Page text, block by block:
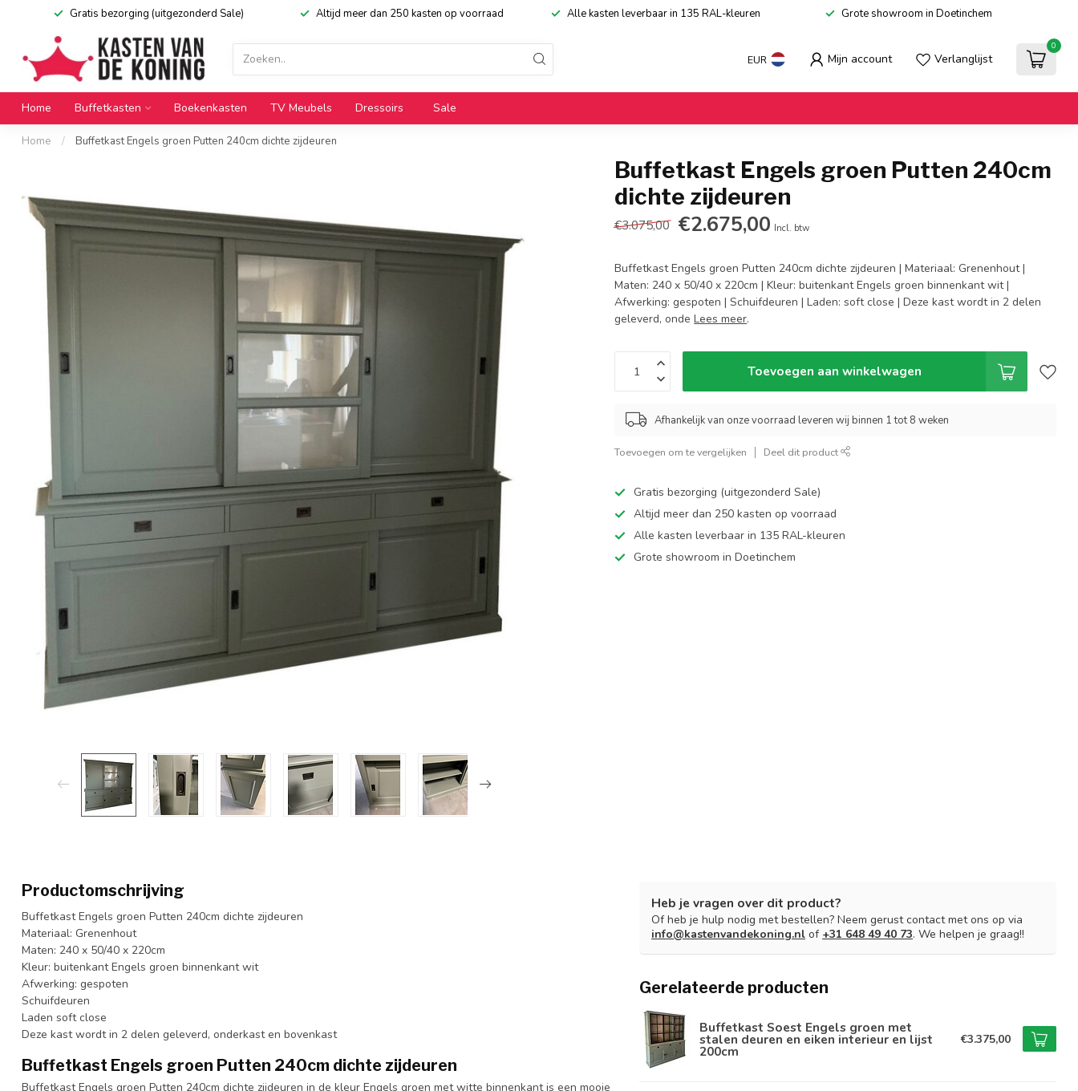
Gratis bezorging (uitgezonderd Sale) Altijd meer dan 250 kasten op voorraad Alle kasten leverbaar in 135 RAL-kleuren Grote showroom in Doetinchem
EUR Mijn account Verlanglijst
0
Home Buffetkasten Boekenkasten TV Meubels Dressoirs Sale
Home / Buffetkast Engels groen Putten 240cm dichte zijdeuren
Buffetkast Engels groen Putten 240cm
dichte zijdeuren
€3.075,00 €2.675,00 Incl. btw
Buffetkast Engels groen Putten 240cm dichte zijdeuren | Materiaal: Grenenhout |
Maten: 240 x 50/40 x 220cm | Kleur: buitenkant Engels groen binnenkant wit |
Afwerking: gespoten | Schuifdeuren | Laden: soft close | Deze kast wordt in 2 delen
geleverd, ondeLees meer.
Toevoegen aan winkelwagen
Afhankelijk van onze voorraad leveren wij binnen 1 tot 8 weken
Toevoegen om te vergelijken Deel dit product
Gratis bezorging (uitgezonderd Sale)
Altijd meer dan 250 kasten op voorraad
Alle kasten leverbaar in 135 RAL-kleuren
Grote showroom in Doetinchem
Productomschrijving
Buffetkast Engels groen Putten 240cm dichte zijdeuren
Materiaal: Grenenhout
Maten: 240 x 50/40 x 220cm
Kleur: buitenkant Engels groen binnenkant wit
Afwerking: gespoten
Schuifdeuren
Laden soft close
Deze kast wordt in 2 delen geleverd, onderkast en bovenkast
Buffetkast Engels groen Putten 240cm dichte zijdeuren
Buffetkast Engels groen Putten 240cm dichte zijdeuren in de kleur Engels groen met witte binnenkant is een mooie
Heb je vragen over dit product?
Of heb je hulp nodig met bestellen? Neem gerust contact met ons op via
info@kastenvandekoning.nl of +31 648 49 40 73. We helpen je graag!!
Gerelateerde producten
Buffetkast Soest Engels groen met
stalen deuren en eiken interieur en lijst
200cm
€3.375,00